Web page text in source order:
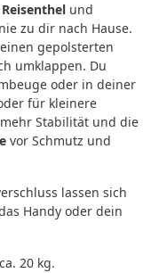
Reisenthel und
zu dir nach Hause.
gepolsterten
umklappen. Du
oder in deiner
für kleinere
Stabilität und die
vor Schmutz und
lassen sich
Handy oder dein
20 kg.